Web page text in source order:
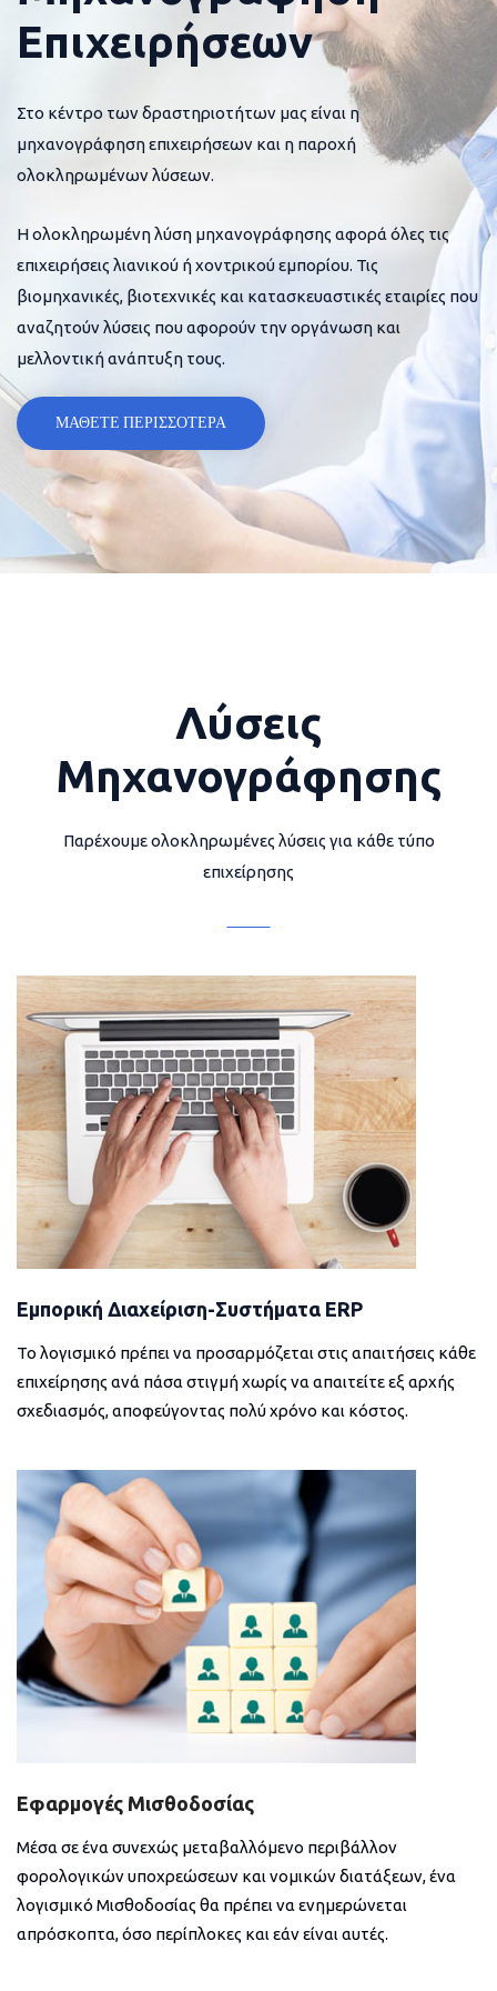
Επιχειρήσεων
Στο κέντρο των δραστηριοτήτων μας είναι η
μηχανογράφηση επιχειρήσεων και η παροχή
ολοκληρωμένων λύσεων.
Η ολοκληρωμένη λύση μηχανογράφησης αφορά όλες τις
επιχειρήσεις λιανικού ή χοντρικού εμπορίου. Τις
βιομηχανικές, βιοτεχνικές και κατασκευαστικές εταιρίες που
αναζητούν λύσεις που αφορούν την οργάνωση και
μελλοντική ανάπτυξη τους.
ΜΑΘΕΤΕ ΠΕΡΙΣΣΟΤΕΡΑ
Λύσεις
Μηχανογράφησης
Παρέχουμε ολοκληρωμένες λύσεις για κάθε τύπο
επιχείρησης
Εμπορική Διαχείριση-Συστήματα ERP
Το λογισμικό πρέπει να προσαρμόζεται στις απαιτήσεις κάθε
επιχείρησης ανά πάσα στιγμή χωρίς να απαιτείτε εξ αρχής
σχεδιασμός, αποφεύγοντας πολύ χρόνο και κόστος.
Εφαρμογές Μισθοδοσίας
Μέσα σε ένα συνεχώς μεταβαλλόμενο περιβάλλον
φορολογικών υποχρεώσεων και νομικών διατάξεων, ένα
λογισμικό Μισθοδοσίας θα πρέπει να ενημερώνεται
απρόσκοπτα, όσο περίπλοκες και εάν είναι αυτές.